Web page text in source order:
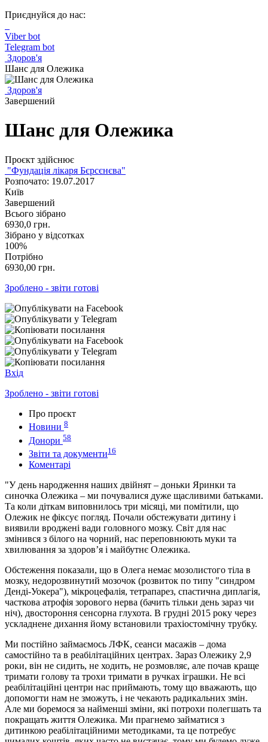
Приєднуйся до нас:
Viber bot
Telegram bot
Здоров'я
Шанс для Олежика
Здоров'я
Завершений
Шанс для Олежика
Проєкт здійснює
"Фундація лікаря Бєрсєнєва"
Розпочато: 19.07.2017
Київ
Завершений
Всього зібрано
6930,0 грн.
Зібрано у відсотках
100%
Потрібно
6930,00 грн.
Зроблено - звіти готові
Вхід
Зроблено - звіти готові
Про проєкт
Новини 8
Донори 58
Звіти та документи16
Коментарі
"У день народження наших двійнят – доньки Яринки та
синочка Олежика – ми почувалися дуже щасливими батьками.
Та коли діткам виповнилось три місяці, ми помітили, що
Олежик не фіксує погляд. Почали обстежувати дитину і
виявили вроджені вади головного мозку. Світ для нас
змінився з білого на чорний, нас переповнюють муки та
хвилювання за здоров’я і майбутнє Олежика.
Обстеження показали, що в Олега немає мозолистого тіла в
мозку, недорозвинутий мозочок (розвиток по типу "синдром
Денді-Уокера"), мікроцефалія, тетрапарез, спастична диплагія,
часткова атрофія зорового нерва (бачить тільки день зараз чи
ніч), двостороння сенсорна глухота. В грудні 2015 року через
ускладнене дихання йому встановили трахіостомічну трубку.
Ми постійно займаємось ЛФК, сеанси масажів – дома
самостійно та в реабілітаційних центрах. Зараз Олежику 2,9
роки, він не сидить, не ходить, не розмовляє, але почав краще
тримати голову та трохи тримати в ручках іграшки. Не всі
реабілітаційні центри нас приймають, тому що вважають, що
допомогти нам не зможуть, і не чекають радикальних змін.
Але ми боремося за найменші зміни, які потрохи полегшать та
покращать життя Олежика. Ми прагнемо займатися з
дитинкою реабілітаційними методиками, та це потребує